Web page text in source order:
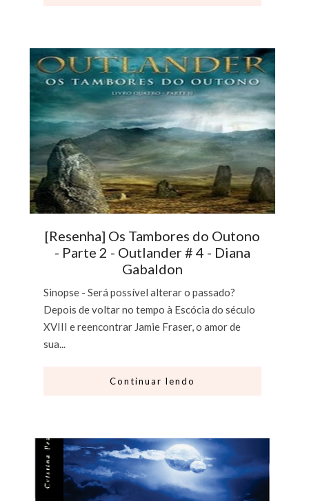
[Resenha] Os Tambores do Outono
- Parte 2 - Outlander # 4 - Diana
Gabaldon
Sinopse - Será possível alterar o passado?
Depois de voltar no tempo à Escócia do século
XVIII e reencontrar Jamie Fraser, o amor de
sua...
Continuar lendo